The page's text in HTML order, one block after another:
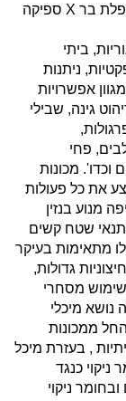
- לחישוב חוזק וכושר המכונה: הכפלת בר X ספיקה
ביתי
ניתנות
אפשרויות
גינה, שבילי
פחי
וכדו'. מכונות
את כל פעולות
מנוע בנזין
שטח קשים
מתאימות בעיקר
גדולות,
מסחרי
נושא מיכלי
החל ממכונות
, בעזרת מיכל
ניקוי כנגד
ניקוי